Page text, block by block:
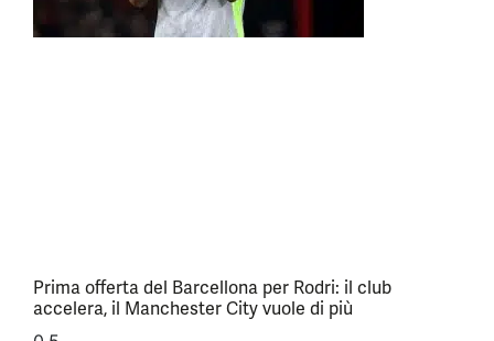
Prima offerta del Barcellona per Rodri: il club
accelera, il Manchester City vuole di più